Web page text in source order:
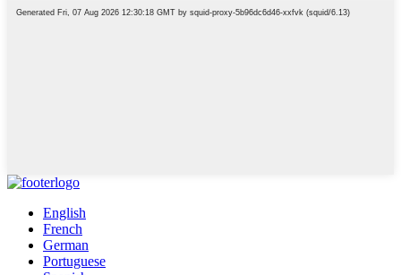
English
French
German
Portuguese